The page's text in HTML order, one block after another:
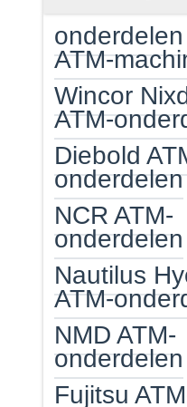
ATM-
Wincor
ATM-
Diebold
onderdelen
NCR ATM-
onderdelen
Nautilus
ATM-
NMD ATM-
onderdelen
Fujitsu